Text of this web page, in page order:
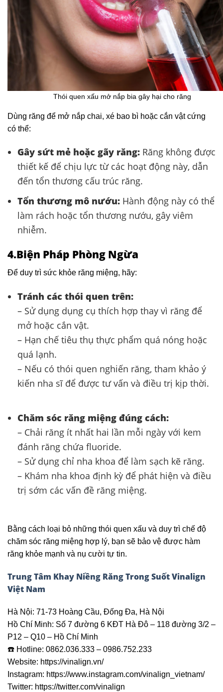
Thói quen xấu mở nắp bia gây hại cho răng
Dùng răng để mở nắp chai, xé bao bì hoặc cắn vật cứng
có thể:​
Gây sứt mẻ hoặc gãy răng: Răng không được
thiết kế để chịu lực từ các hoạt động này, dẫn
đến tổn thương cấu trúc răng.
Tổn thương mô nướu: Hành động này có thể
làm rách hoặc tổn thương nướu, gây viêm
nhiễm.
4.Biện Pháp Phòng Ngừa
Để duy trì sức khỏe răng miệng, hãy:
Tránh các thói quen trên:
– Sử dụng dụng cụ thích hợp thay vì răng để
mở hoặc cắn vật.​
– Hạn chế tiêu thụ thực phẩm quá nóng hoặc
quá lạnh.​
– Nếu có thói quen nghiến răng, tham khảo ý
kiến nha sĩ để được tư vấn và điều trị kịp thời.​
Chăm sóc răng miệng đúng cách:
– Chải răng ít nhất hai lần mỗi ngày với kem
đánh răng chứa fluoride.
– Sử dụng chỉ nha khoa để làm sạch kẽ răng.​
– Khám nha khoa định kỳ để phát hiện và điều
trị sớm các vấn đề răng miệng.​
Bằng cách loại bỏ những thói quen xấu và duy trì chế độ
chăm sóc răng miệng hợp lý, bạn sẽ bảo vệ được hàm
răng khỏe mạnh và nụ cười tự tin.
Trung Tâm Khay Niềng Răng Trong Suốt Vinalign
Việt Nam
Hà Nội: 71-73 Hoàng Cầu, Đống Đa, Hà Nội
Hồ Chí Minh: Số 7 đường 6 KĐT Hà Đô – 118 đường 3/2 –
P12 – Q10 – Hồ Chí Minh
☎️ Hotline: 0862.036.333 – 0986.752.233
Website: https://vinalign.vn/
Instagram: https://www.instagram.com/vinalign_vietnam/
Twitter: https://twitter.com/vinalign